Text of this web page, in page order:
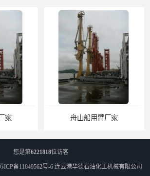
家 舟山船用臂厂家
您是第6221818位访客
ICP备11049562号-6 连云港华德石油化工机械有限公司